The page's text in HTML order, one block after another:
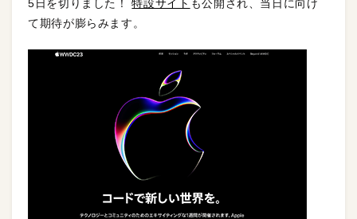
5日を切りました！特設サイト も公開され、当日に向け
て期待が膨らみます。